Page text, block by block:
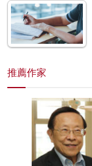
推薦作家